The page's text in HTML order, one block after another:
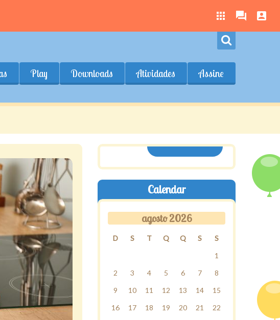
Play Downloads Atividades Assine
ASSINE AQUI
Calendar
agosto 2026
D S T Q Q S
S
1
2
3 4 5 6 7
8
9
10 11 12 13 14
15
16
17 18 19 20 21
22